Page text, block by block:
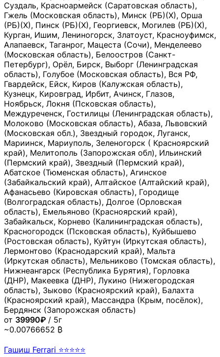
Суздаль, Красноармейск (Саратовская область),
Гжель (Московская область), Минск (РБ)(Х), Орша
(РБ)(Х), Пинск (РБ)(Х), Георгиевск, Могилев (РБ)(Х),
Курган, Ишим, Лениногорск, Златоуст, Красноуфимск,
Алапаевск, Таганрог, Мацеста (Сочи), Менделеево
(Московская область), Белоостров (Санкт-
Петербург), Орёл, Бирск, Выборг (Ленинградская
область), Голубое (Московская область), Вся РФ,
Гвардейск, Ейск, Киров (Калужская область),
Кузнецк, Кировград, Ирбит, Ачинск, Глазов,
Ноябрьск, Локня (Псковская область),
Междуреченск, Гостилицы (Ленинградская область),
Молоково (Московская область), Абаза, Львовский
(Московская обл.), Звездный городок, Луганск,
Мариинск, Мариуполь, Зеленогорск ( Красноярский
край), Мелитополь (Запорожская обл), Ильинский
(Пермский край), Звездный (Пермский край),
Абатское (Тюменская область), Агинское
(Забайкальский край), Алтайское (Алтайский край),
Афанасьево (Кировская область), Городище
(Волгоградская область), Долгое (Орловская
область), Емельяново (Красноярский край),
Забайкальск, Корнево (Калининградская область),
Красногородск (Псковская область), Куйбышево
(Ростовская область), Куйтун (Иркутская область),
Лермонтово (Краснодарский край), Мальта
(Иркутская область), Мельниково (Томская область),
Нижнеангарск (Республика Бурятия), Горловка
(ДНР), Макеевка (ДНР), Лукино (Нижегородская
область), Зыково (Красноярский край), Балахта
(Красноярский край), Массандра (Крым, посёлок),
Бердянск (Запорожская область)
от 39990₽ / 5г
~0.00766652 ₿
Гашиш Ferrari ⭐⭐⭐⭐⭐